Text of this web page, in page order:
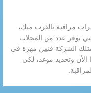
مراقبة بالقرب منك،
توفر عدد من المحلات
الشركة فنيين مهرة في
الأن وتحديد موعد، لكى